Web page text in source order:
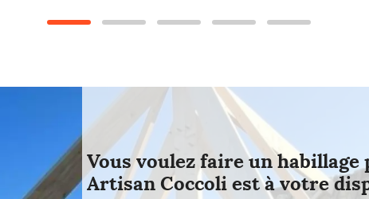
Vous voulez faire un habillage
Artisan Coccoli est à votre